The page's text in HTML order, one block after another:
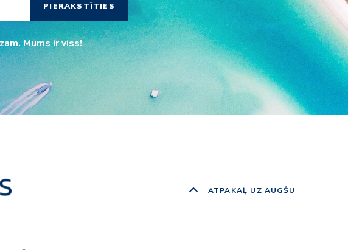
PIERAKSTĪTIES
Mums ir viss!
ATPAKAĻ UZ AUGŠU